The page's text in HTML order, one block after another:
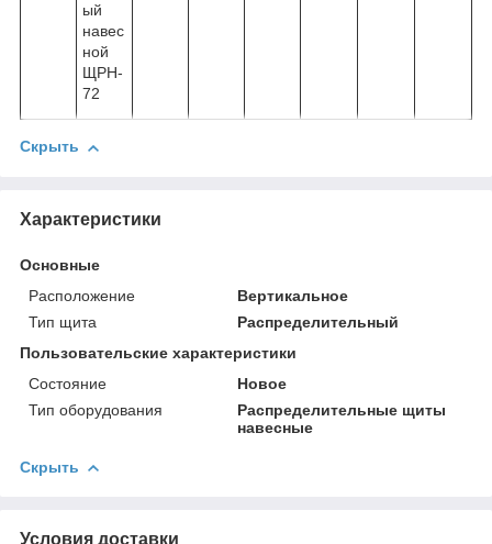
ый
навес
ной
ЩРН-
72
Скрыть
Характеристики
Основные
Расположение
Вертикальное
Тип щита
Распределительный
Пользовательские характеристики
Состояние
Новое
Тип оборудования
Распределительные щиты
навесные
Скрыть
Условия доставки